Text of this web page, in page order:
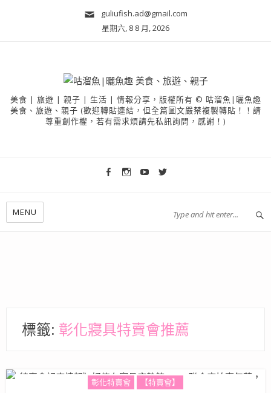
guliufish.ad@gmail.com
星期六, 8 8 月, 2026
美食 | 旅遊 | 親子 | 生活 | 情報分享，版權所有 © 咕溜魚|曬魚趣
美食、旅遊、親子 (歡迎轉貼連結，但全篇圖文嚴禁複製轉貼！！請
尊重創作權，若有需求煩請先私訊詢問，感謝！)
MENU
標籤: 彰化寢具特賣會推薦
彰化特賣會 【特賣會】